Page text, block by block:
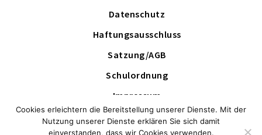
Datenschutz
Haftungsausschluss
Satzung/AGB
Schulordnung
Impressum
Schutzkonzept
Cookies erleichtern die Bereitstellung unserer Dienste. Mit der
Nutzung unserer Dienste erklären Sie sich damit
einverstanden, dass wir Cookies verwenden.